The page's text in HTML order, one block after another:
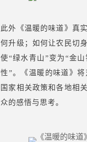
此外《温暖的味道》真
何升级；如何让农民切
使“绿水青山”变为“金
性”。《温暖的味道》
国家相关政策和各地相
众的感悟与思考。